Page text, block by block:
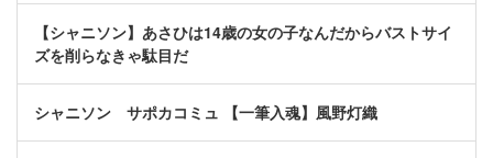
【シャニソン】あさひは14歳の女の子なんだからバストサイ
ズを削らなきゃ駄目だ
シャニソン サポカコミュ 【一筆入魂】風野灯織